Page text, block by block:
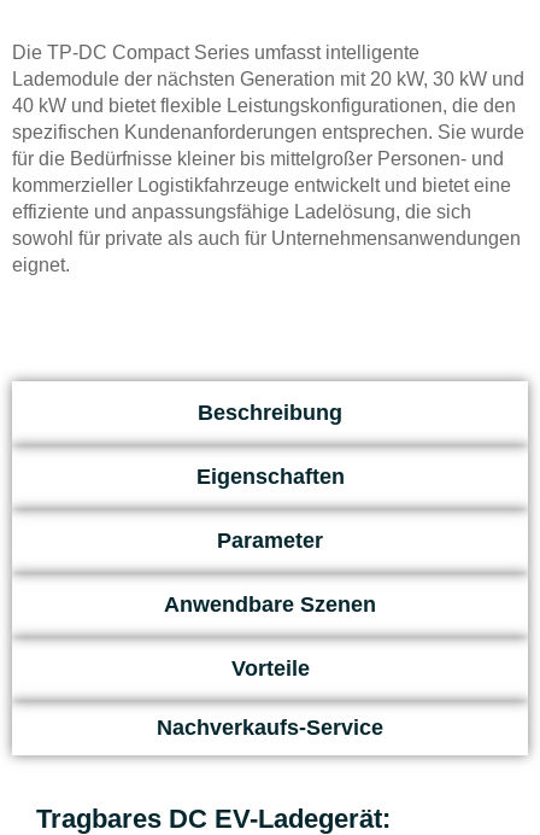
Die TP-DC Compact Series umfasst intelligente
Lademodule der nächsten Generation mit 20 kW, 30 kW und
40 kW und bietet flexible Leistungskonfigurationen, die den
spezifischen Kundenanforderungen entsprechen. Sie wurde
für die Bedürfnisse kleiner bis mittelgroßer Personen- und
kommerzieller Logistikfahrzeuge entwickelt und bietet eine
effiziente und anpassungsfähige Ladelösung, die sich
sowohl für private als auch für Unternehmensanwendungen
eignet.
Beschreibung
Eigenschaften
Parameter
Anwendbare Szenen
Vorteile
Nachverkaufs-Service
Tragbares DC EV-Ladegerät: